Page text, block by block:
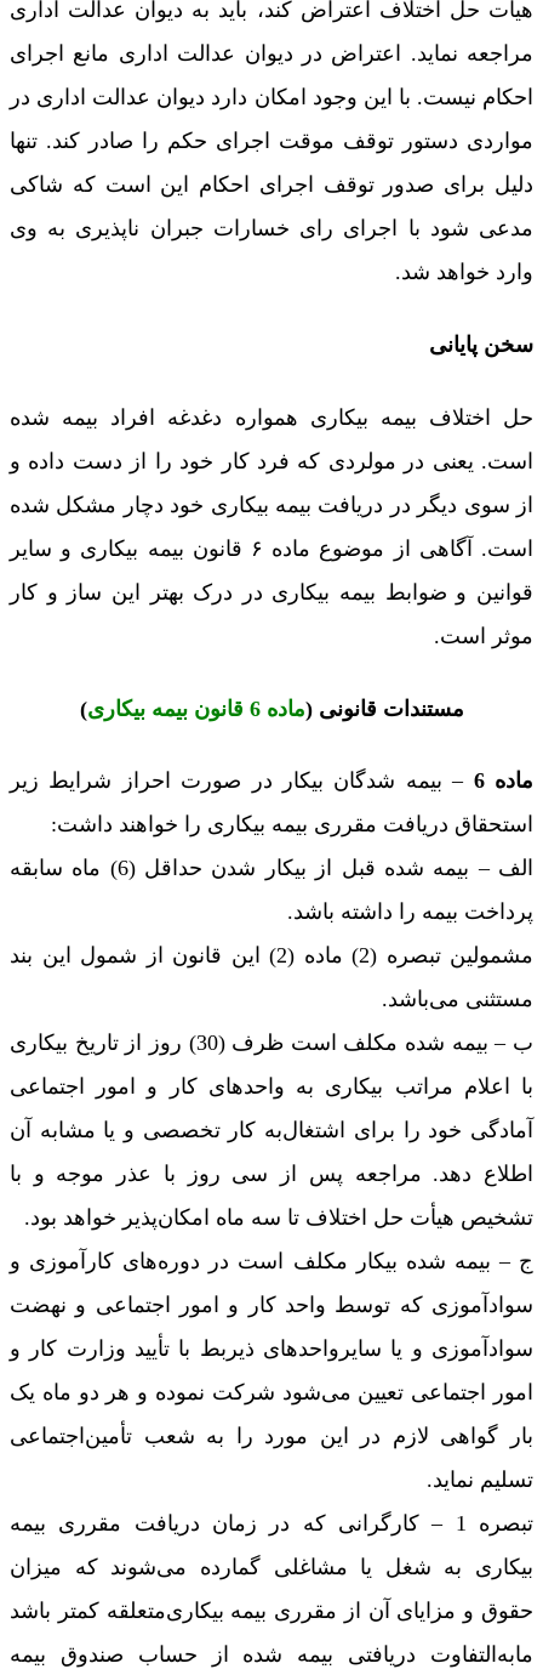
هیات حل اختلاف اعتراض کند، باید به دیوان عدالت اداری
مراجعه نماید. اعتراض در دیوان عدالت اداری مانع اجرای
احکام نیست. با این وجود امکان دارد دیوان عدالت اداری در
مواردی دستور توقف موقت اجرای حکم را صادر کند. تنها
دلیل برای صدور توقف اجرای احکام این است که شاکی
مدعی شود با اجرای رای خسارات جبران ناپذیری به وی
وارد خواهد شد.
سخن پایانی
حل اختلاف بیمه بیکاری همواره دغدغه افراد بیمه شده
است. یعنی در مولردی که فرد کار خود را از دست داده و
از سوی دیگر در دریافت بیمه بیکاری خود دچار مشکل شده
است. آگاهی از موضوع ماده ۶ قانون بیمه بیکاری و سایر
قوانین و ضوابط بیمه بیکاری در درک بهتر این ساز و کار
موثر است.
مستندات قانونی (ماده 6 قانون بیمه بیکاری )
ماده 6
– بیمه شدگان بیکار در صورت احراز شرایط زیر
استحقاق دریافت مقرری بیمه بیکاری را خواهند داشت:
‌الف – بیمه شده قبل از بیکار شدن حداقل (6) ماه سابقه
پرداخت بیمه را داشته باشد.
مشمولین تبصره (2) ماده (2) این قانون از شمول این بند‌
مستثنی می‌باشد.
ب – بیمه شده مکلف است ظرف (30) روز از تاریخ بیکاری
با اعلام مراتب بیکاری به واحدهای کار و امور اجتماعی
آمادگی خود را برای اشتغال‌به کار تخصصی و یا مشابه آن
اطلاع دهد. مراجعه پس از سی روز با عذر موجه و با
تشخیص هیأت حل اختلاف تا سه ماه امکان‌پذیر خواهد بود.
ج – بیمه شده بیکار مکلف است در دوره‌های کارآموزی و
سوادآموزی که توسط واحد کار و امور اجتماعی و نهضت
سوادآموزی و یا سایر‌واحدهای ذیربط با تأیید وزارت کار و
امور اجتماعی تعیین می‌شود شرکت نموده و هر دو ماه یک
بار گواهی لازم در این مورد را به شعب تأمین‌اجتماعی
تسلیم نماید.
‌تبصره 1 – کارگرانی که در زمان دریافت مقرری بیمه
بیکاری به شغل یا مشاغلی گمارده می‌شوند که میزان
حقوق و مزایای آن از مقرری بیمه بیکاری‌متعلقه کمتر باشد
مابه‌التفاوت دریافتی بیمه شده از حساب صندوق بیمه